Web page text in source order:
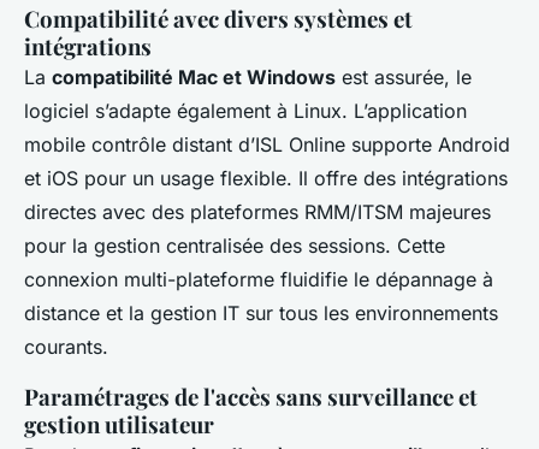
Compatibilité avec divers systèmes et
intégrations
La compatibilité Mac et Windows est assurée, le
logiciel s’adapte également à Linux. L’application
mobile contrôle distant d’ISL Online supporte Android
et iOS pour un usage flexible. Il offre des intégrations
directes avec des plateformes RMM/ITSM majeures
pour la gestion centralisée des sessions. Cette
connexion multi-plateforme fluidifie le dépannage à
distance et la gestion IT sur tous les environnements
courants.
Paramétrages de l'accès sans surveillance et
gestion utilisateur